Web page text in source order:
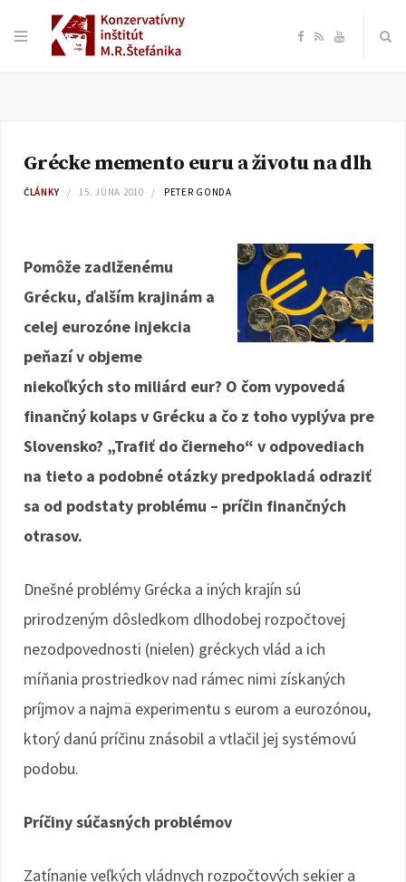
F
e
o
R Y
T
e
Grécke memento euru a životu na dlh
ČLÁNKY 15. JÚNA 2010 PETER GONDA
Pomôže zadlženému
Grécku, ďalším krajinám a
celej eurozóne injekcia
peňazí v objeme
niekoľkých sto miliárd eur? O čom vypovedá
finančný kolaps v Grécku a čo z toho vyplýva pre
Slovensko? „Trafiť do čierneho“ v odpovediach
na tieto a podobné otázky predpokladá odraziť
sa od podstaty problému – príčin finančných
otrasov.
Dnešné problémy Grécka a iných krajín sú
prirodzeným dôsledkom dlhodobej rozpočtovej
nezodpovednosti (nielen) gréckych vlád a ich
míňania prostriedkov nad rámec nimi získaných
príjmov a najmä experimentu s eurom a eurozónou,
ktorý danú príčinu znásobil a vtlačil jej systémovú
podobu.
Príčiny súčasných problémov
Zatínanie veľkých vládnych rozpočtových sekier a